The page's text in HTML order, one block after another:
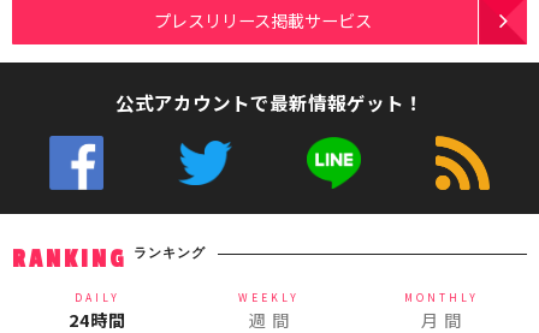
プレスリリース掲載サービス
公式アカウントで最新情報ゲット！
RANKING ランキング
DAILY
24時間
WEEKLY
週 間
MONTHLY
月 間